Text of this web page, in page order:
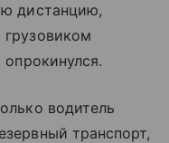
дистанцию,
опрокинулся.
водитель
транспорт,